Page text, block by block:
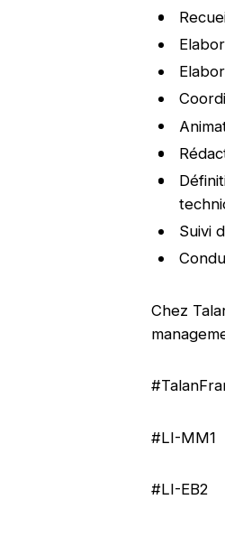
Suivi
Chez
#LI-MM1
#LI-EB2